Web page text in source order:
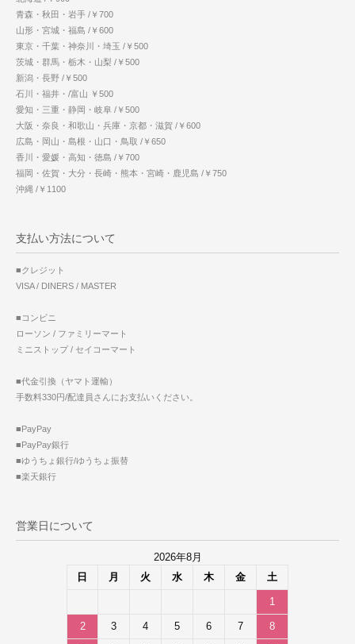
青森・秋田・岩手 /￥700
山形・宮城・福島 /￥600
東京・千葉・神奈川・埼玉 /￥500
茨城・群馬・栃木・山梨 /￥500
新潟・長野 /￥500
石川・福井・/富山 ￥500
愛知・三重・静岡・岐阜 /￥500
大阪・奈良・和歌山・兵庫・京都・滋賀 /￥600
広島・岡山・島根・山口・鳥取 /￥650
香川・愛媛・高知・徳島 /￥700
福岡・佐賀・大分・長崎・熊本・宮崎・鹿児島 /￥750
沖縄 /￥1100
支払い方法について
■クレジット
VISA / DINERS / MASTER
■コンビニ
ローソン / ファミリーマート
ミニストップ / セイコーマート
■代金引換（ヤマト運輸）
手数料330円/配達員さんにお支払いください。
■PayPay
■PayPay銀行
■ゆうちょ銀行/ゆうちょ振替
■楽天銀行
営業日について
2026年8月
日
月 火 水 木 金 土
1
2 3 4 5 6 7 8